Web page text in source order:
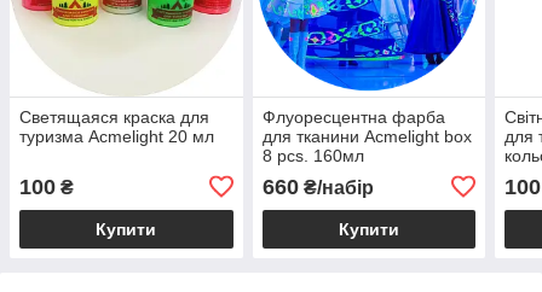
Светящаяся краска для
туризма Acmelight 20 мл
100 ₴
Купити
Флуоресцентна фарба
для тканини Acmelight box
8 pcs. 160мл
660₴/набір
Купити
для
100